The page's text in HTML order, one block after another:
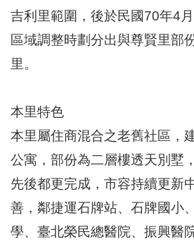
化
資
市
區
里
界
說
臺
北
市
鄰
吉利里範圍，後於民國70年4
區域調整時劃分出與尊賢里部
里。
本里特色
本里屬住商混合之老舊社區，
公寓，部份為二層樓透天別墅
先後都更完成，市容持續更新
善，鄰捷運石牌站、石牌國小
學、臺北榮民總醫院、振興醫